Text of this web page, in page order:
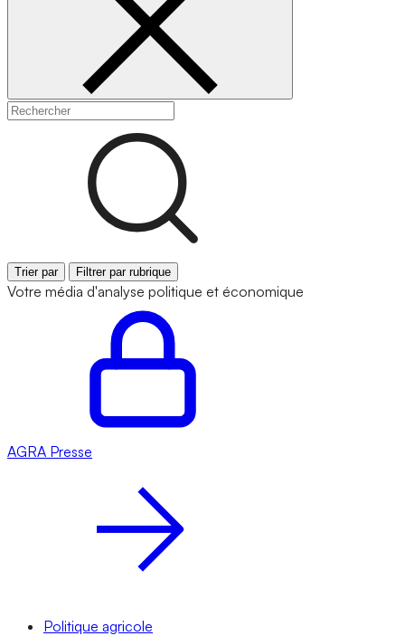
Trier par Filtrer par rubrique
Votre média d'analyse politique et économique
AGRA Presse
Politique agricole